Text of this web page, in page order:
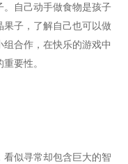
自己动手做食物是孩子
子，了解自己也可以做
合作，在快乐的游戏中
要性。
似寻常却包含巨大的智